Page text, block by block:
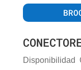
Disponibilidad